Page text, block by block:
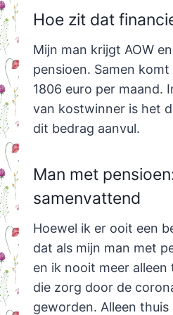
Hoe zit dat
Mijn man krijgt AOW
pensioen. Samen komt
1806 euro per maand.
van kostwinner is het
dit bedrag aanvul.
Man met
samenvattend
Hoewel ik er ooit een
dat als mijn man met
en ik nooit meer alleen
die zorg door de
geworden. Alleen